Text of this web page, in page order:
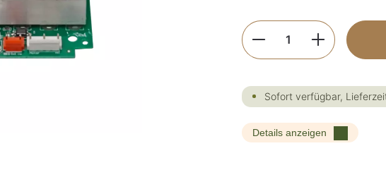
Produkt Anzahl:
Sofort verfügbar,
Details anzeigen